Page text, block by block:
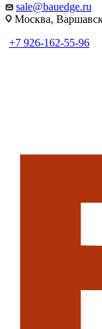
sale@bauedge.ru
Москва,
+7 926-162-55-96